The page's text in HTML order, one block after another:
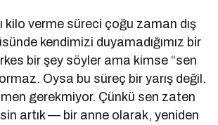
kilo verme süreci çoğu zaman dış
kendimizi duyamadığımız bir
bir şey söyler ama kimse “sen
Oysa bu süreç bir yarış değil.
gerekmiyor. Çünkü sen zaten
artık — bir anne olarak, yeniden